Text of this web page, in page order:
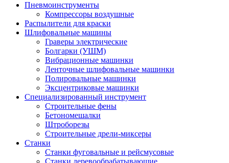
Пневмоинструменты
Компрессоры воздушные
Распылители для краски
Шлифовальные машины
Граверы электрические
Болгарки (УШМ)
Вибрационные машинки
Ленточные шлифовальные машинки
Полировальные машинки
Эксцентриковые машинки
Специализированный инструмент
Строительные фены
Бетономешалки
Штроборезы
Строительные дрели-миксеры
Станки
Станки фуговальные и рейсмусовые
Станки деревообрабатывающие